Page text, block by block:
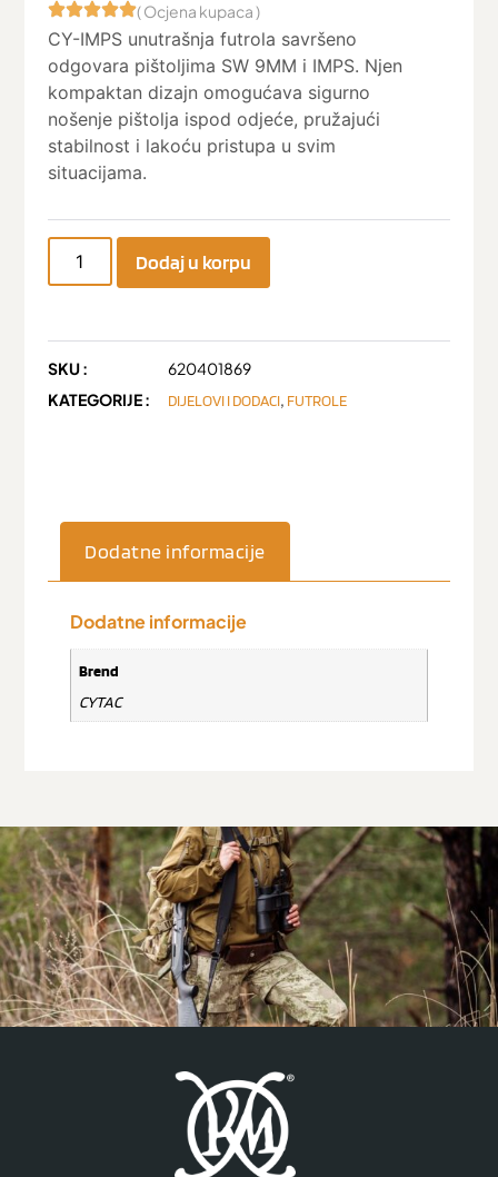
( Ocjena kupaca )
CY-IMPS unutrašnja futrola savršeno
odgovara pištoljima SW 9MM i IMPS. Njen
kompaktan dizajn omogućava sigurno
nošenje pištolja ispod odjeće, pružajući
stabilnost i lakoću pristupa u svim
situacijama.
Dodaj u korpu
SKU :
620401869
KATEGORIJE :
DIJELOVI I DODACI, FUTROLE
Dodatne informacije
Dodatne informacije
Brend
CYTAC